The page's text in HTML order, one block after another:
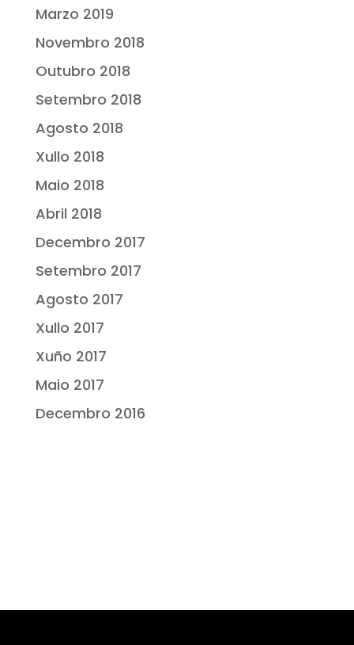
Marzo 2019
Novembro 2018
Outubro 2018
Setembro 2018
Agosto 2018
Xullo 2018
Maio 2018
Abril 2018
Decembro 2017
Setembro 2017
Agosto 2017
Xullo 2017
Xuño 2017
Maio 2017
Decembro 2016